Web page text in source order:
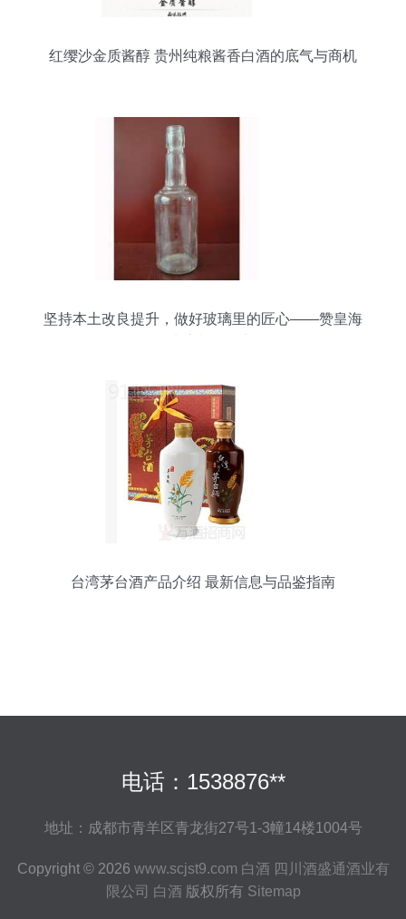
红缨沙金质酱醇 贵州纯粮酱香白酒的底气与商机
坚持本土改良提升，做好玻璃里的匠心——赞皇海
台湾茅台酒产品介绍 最新信息与品鉴指南
电话：1538876**
地址：成都市青羊区青龙街27号1-3幢14楼1004号
Copyright © 2026 www.scjst9.com 白酒 四川酒盛通酒业有
限公司 白酒 版权所有 Sitemap